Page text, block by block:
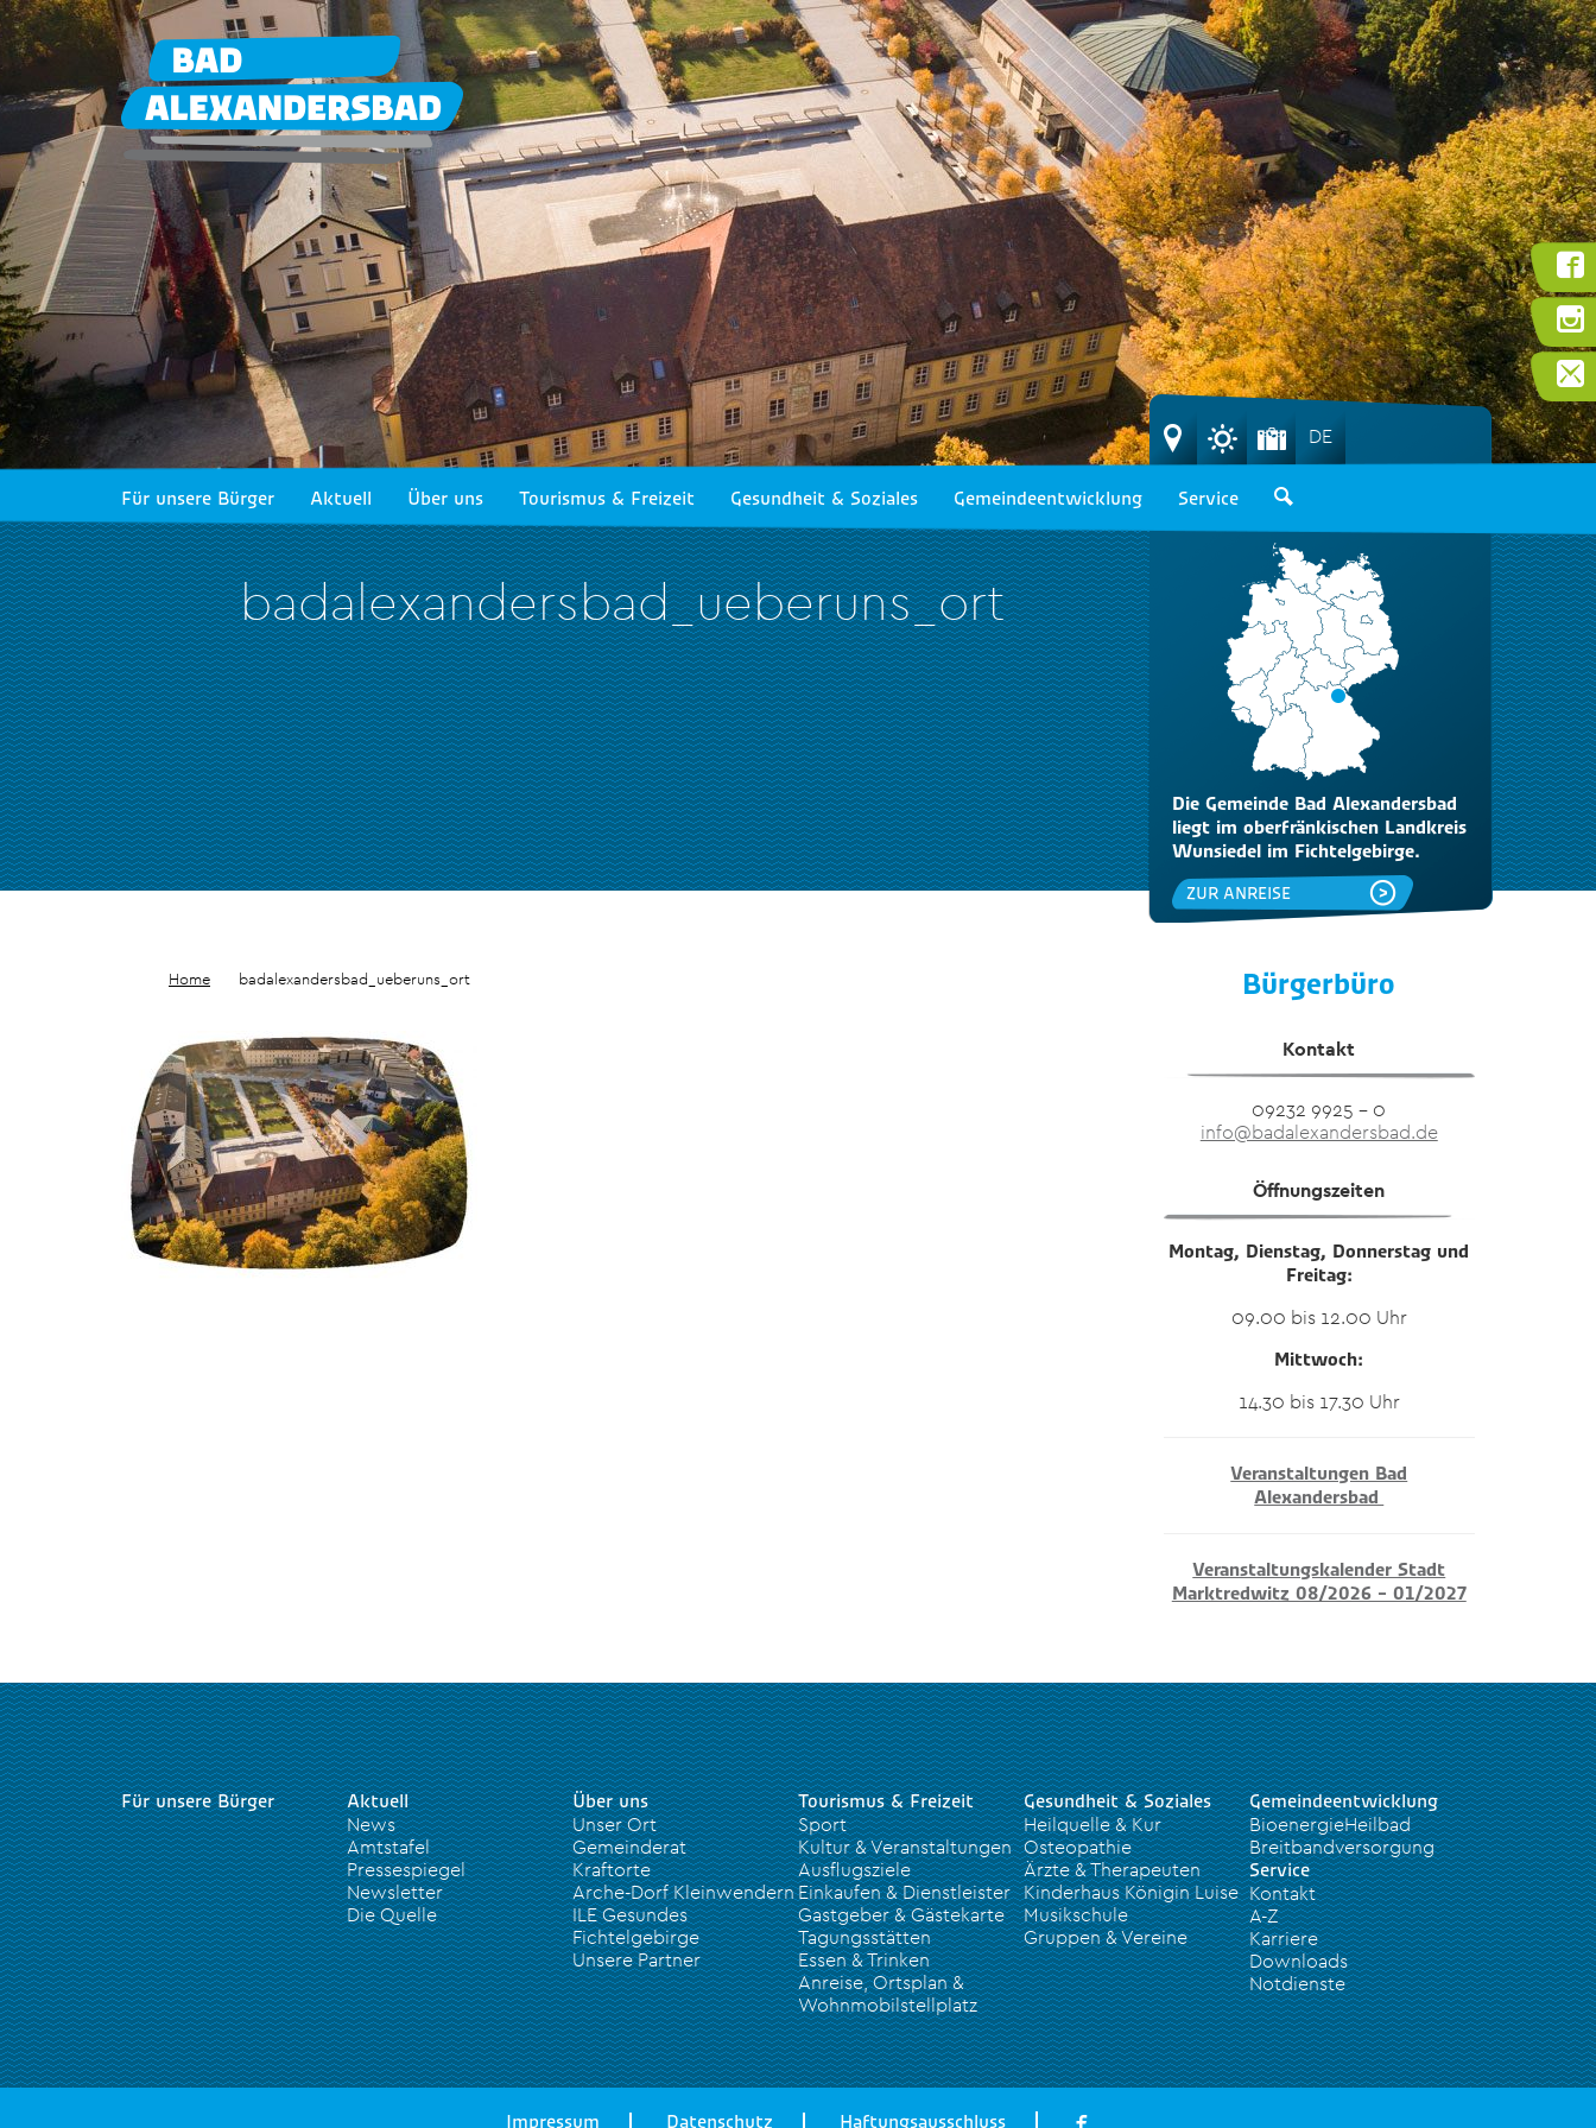
Für unsere Bürger Aktuell Über uns Tourismus & Freizeit Gesundheit & Soziales Gemeindeentwicklung Service
badalexandersbad_ueberuns_ort
DE
Die Gemeinde Bad Alexandersbad
liegt im oberfränkischen Landkreis
Wunsiedel im Fichtelgebirge.
ZUR ANREISE
Home badalexandersbad_ueberuns_ort Bürgerbüro
Kontakt
09232 9925 – 0
info@badalexandersbad.de
Öffnungszeiten
Montag, Dienstag, Donnerstag und
Freitag:
09.00 bis 12.00 Uhr
Mittwoch:
14.30 bis 17.30 Uhr
Veranstaltungen Bad
Alexandersbad
Veranstaltungskalender Stadt
Marktredwitz 08/2026 – 01/2027
Für unsere Bürger
Aktuell
News
Amtstafel
Pressespiegel
Newsletter
Die Quelle
Über uns
Unser Ort
Gemeinderat
Kraftorte
Arche-Dorf Kleinwendern
ILE Gesundes
Fichtelgebirge
Unsere Partner
Tourismus & Freizeit
Sport
Kultur & Veranstaltungen
Ausflugsziele
Einkaufen & Dienstleister
Gastgeber & Gästekarte
Tagungsstätten
Essen & Trinken
Anreise, Ortsplan &
Wohnmobilstellplatz
Gesundheit & Soziales
Heilquelle & Kur
Osteopathie
Ärzte & Therapeuten
Kinderhaus Königin Luise
Musikschule
Gruppen & Vereine
Gemeindeentwicklung
BioenergieHeilbad
Breitbandversorgung
Service
Kontakt
A-Z
Karriere
Downloads
Notdienste
Impressum Datenschutz Haftungsausschluss